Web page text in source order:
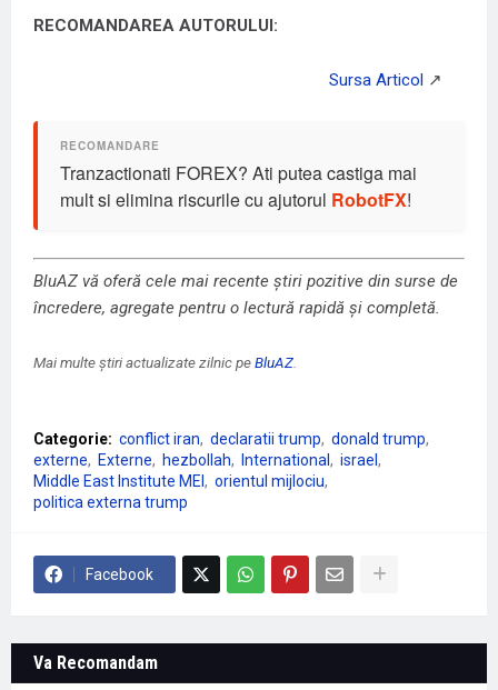
RECOMANDAREA AUTORULUI:
Tranzactionati FOREX? Ati putea castiga mai
mult si elimina riscurile cu ajutorul RobotFX!
BluAZ vă oferă cele mai recente știri pozitive din surse de
încredere, agregate pentru o lectură rapidă și completă.
Mai multe știri actualizate zilnic peBluAZ.
Categorie: conflict iran declaratii trump
donald trump
externe
Externe hezbollah International
israel
Middle East Institute MEI
orientul mijlociu
politica externa trump
Facebook
Va Recomandam